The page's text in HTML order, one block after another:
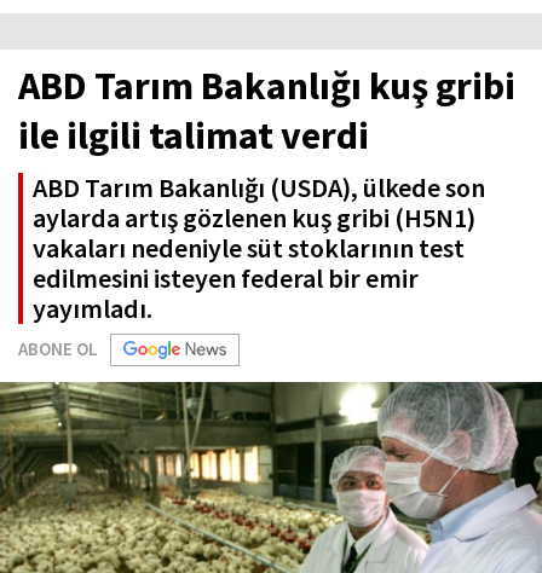
ABD Tarım Bakanlığı kuş gribi
ile ilgili talimat verdi
ABD Tarım Bakanlığı (USDA), ülkede son
aylarda artış gözlenen kuş gribi (H5N1)
vakaları nedeniyle süt stoklarının test
edilmesini isteyen federal bir emir
yayımladı.
ABONE OL